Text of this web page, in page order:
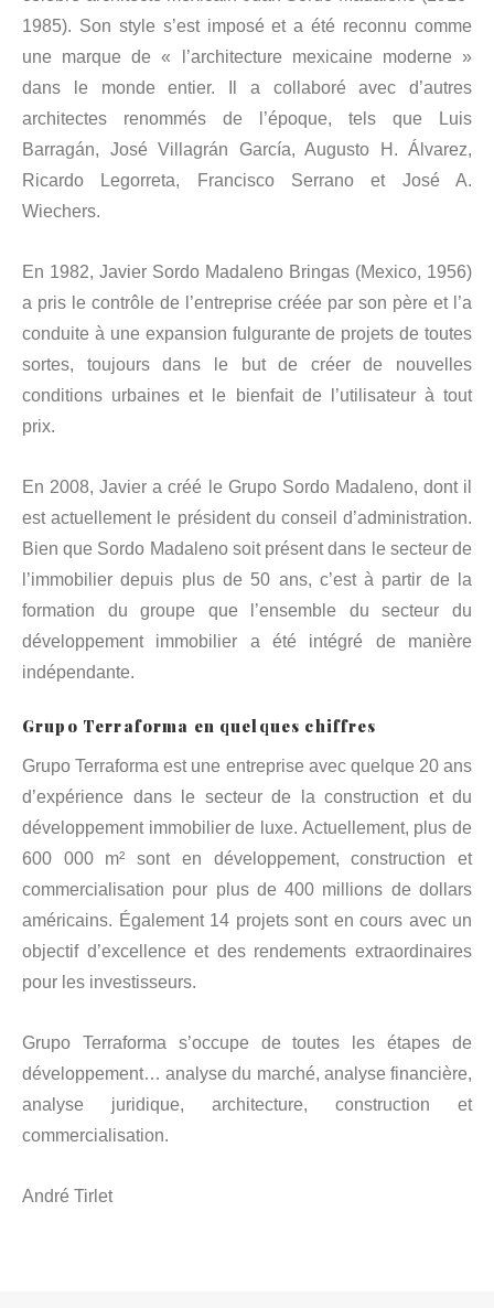
1985). Son style s’est imposé et a été reconnu comme
une marque de « l’architecture mexicaine moderne »
dans le monde entier. Il a collaboré avec d’autres
architectes renommés de l’époque, tels que Luis
Barragán, José Villagrán García, Augusto H. Álvarez,
Ricardo Legorreta, Francisco Serrano et José A.
Wiechers.
En 1982, Javier Sordo Madaleno Bringas (Mexico, 1956)
a pris le contrôle de l’entreprise créée par son père et l’a
conduite à une expansion fulgurante de projets de toutes
sortes, toujours dans le but de créer de nouvelles
conditions urbaines et le bienfait de l’utilisateur à tout
prix.
En 2008, Javier a créé le Grupo Sordo Madaleno, dont il
est actuellement le président du conseil d’administration.
Bien que Sordo Madaleno soit présent dans le secteur de
l’immobilier depuis plus de 50 ans, c’est à partir de la
formation du groupe que l’ensemble du secteur du
développement immobilier a été intégré de manière
indépendante.
Grupo Terraforma en quelques chiffres
Grupo Terraforma est une entreprise avec quelque 20 ans
d’expérience dans le secteur de la construction et du
développement immobilier de luxe. Actuellement, plus de
600 000 m² sont en développement, construction et
commercialisation pour plus de 400 millions de dollars
américains. Également 14 projets sont en cours avec un
objectif d’excellence et des rendements extraordinaires
pour les investisseurs.
Grupo Terraforma s’occupe de toutes les étapes de
développement… analyse du marché, analyse financière,
analyse juridique, architecture, construction et
commercialisation.
André Tirlet